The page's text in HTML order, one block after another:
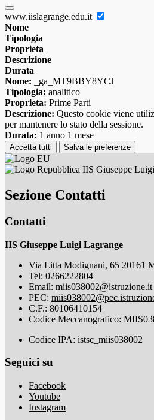
www.iislagrange.edu.it
Nome
Tipologia
Proprieta
Descrizione
Durata
Nome: _ga_MT9BBY8YCJ
Tipologia: analitico
Proprieta: Prime Parti
Descrizione: Questo cookie viene
per mantenere lo stato della sessione.
Durata: 1 anno 1 mese
Accetta tutti Salva le preferenze
IIS Giuseppe
Sezione Contatti
Contatti
IIS Giuseppe Luigi Lagrange
Via Litta Modignani, 65 20161
Tel: 0266222804
Email: miis038002@istruzione.it
PEC:
C.F.: 80106410154
Codice Meccanografico:
Codice IPA: istsc_miis038002
Seguici su
Facebook
Youtube
Instagram